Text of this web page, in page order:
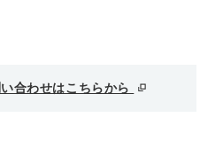
合わせはこちらから